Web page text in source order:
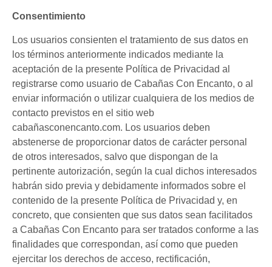
Consentimiento
Los usuarios consienten el tratamiento de sus datos en
los términos anteriormente indicados mediante la
aceptación de la presente Política de Privacidad al
registrarse como usuario de Cabañas Con Encanto, o al
enviar información o utilizar cualquiera de los medios de
contacto previstos en el sitio web
cabañasconencanto.com. Los usuarios deben
abstenerse de proporcionar datos de carácter personal
de otros interesados, salvo que dispongan de la
pertinente autorización, según la cual dichos interesados
habrán sido previa y debidamente informados sobre el
contenido de la presente Política de Privacidad y, en
concreto, que consienten que sus datos sean facilitados
a Cabañas Con Encanto para ser tratados conforme a las
finalidades que correspondan, así como que pueden
ejercitar los derechos de acceso, rectificación,